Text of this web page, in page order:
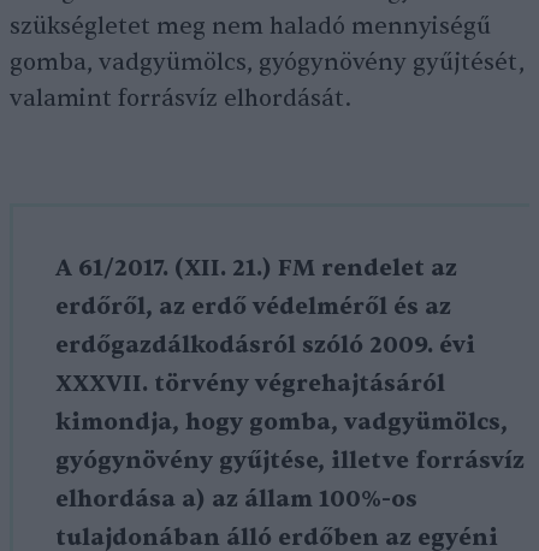
szükségletet meg nem haladó mennyiségű
gomba, vadgyümölcs, gyógynövény gyűjtését,
valamint forrásvíz elhordását.
A 61/2017. (XII. 21.) FM rendelet az
erdőről, az erdő védelméről és az
erdőgazdálkodásról szóló 2009. évi
XXXVII. törvény végrehajtásáról
kimondja, hogy gomba, vadgyümölcs,
gyógynövény gyűjtése, illetve forrásvíz
elhordása a) az állam 100%-os
tulajdonában álló erdőben az egyéni